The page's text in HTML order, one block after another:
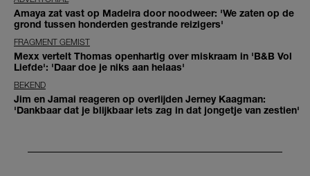
Amaya zat vast op Madeira door noodweer: 'We zaten op de
grond tussen honderden gestrande reizigers'
FRAGMENT GEMIST
Mexx vertelt Thomas openhartig over miskraam in 'B&B Vol
Liefde': 'Daar doe je niks aan helaas'
BEKEND
Jim en Jamai reageren op overlijden Jerney Kaagman:
'Dankbaar dat je blijkbaar iets zag in dat jongetje van zestien'